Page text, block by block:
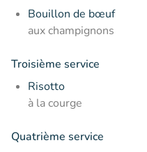
Bouillon de bœuf
aux champignons
Troisième service
Risotto
à la courge
Quatrième service